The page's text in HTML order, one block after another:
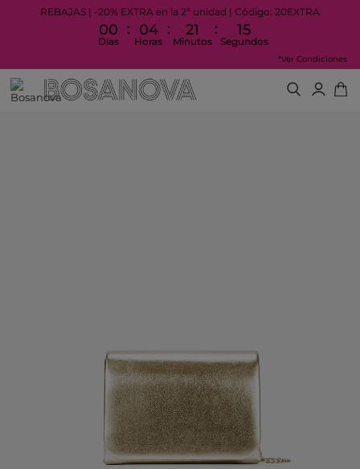
REBAJAS | -20% EXTRA en la 2ª unidad | Código: 20EXTRA
00
Días
: 04
Horas
: 21
Minutos
: 15
Segundos
*Ver Condiciones